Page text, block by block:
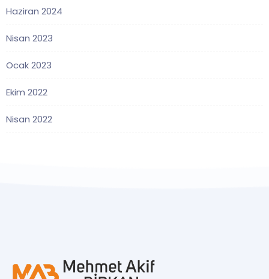
Haziran 2024
Nisan 2023
Ocak 2023
Ekim 2022
Nisan 2022